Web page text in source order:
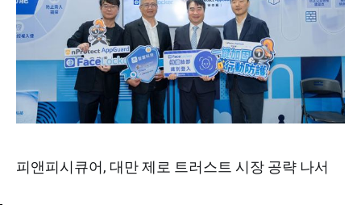
피앤피시큐어, 대만 제로 트러스트 시장 공략 나서